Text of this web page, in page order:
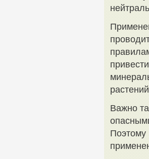
Важно
Поэтому